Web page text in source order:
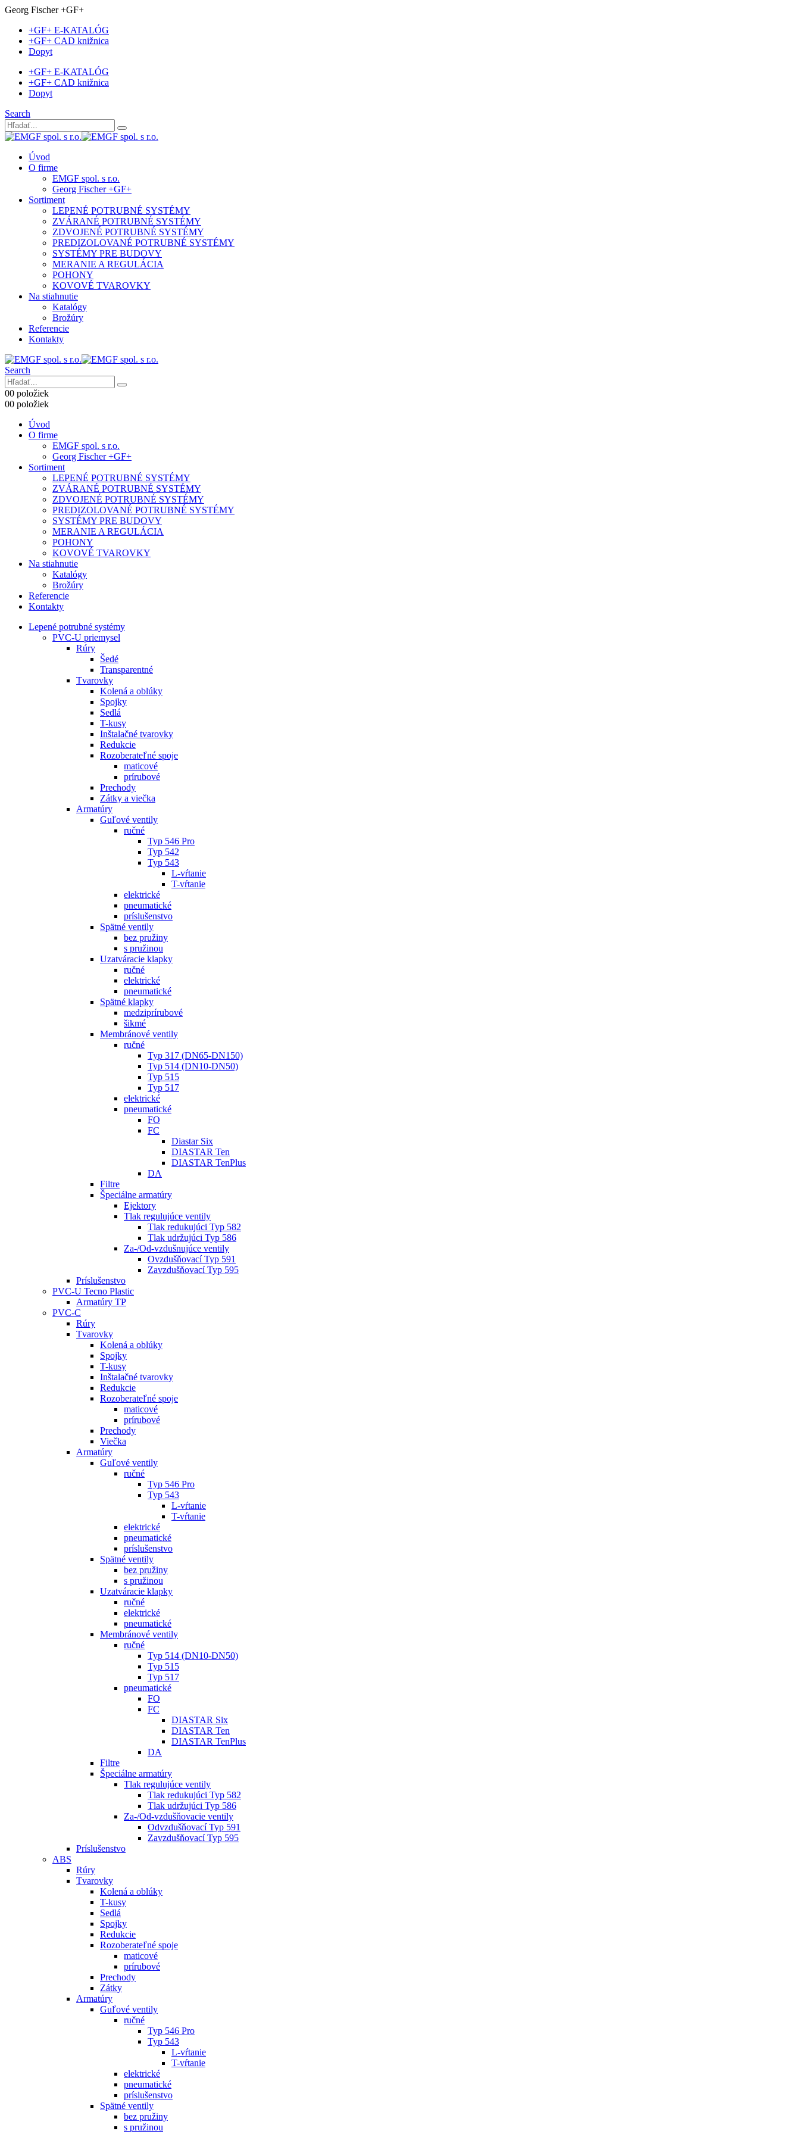
Georg Fischer +GF+
+GF+ E-KATALÓG
+GF+ CAD knižnica
Dopyt
+GF+ E-KATALÓG
+GF+ CAD knižnica
Dopyt
Search
Úvod
O firme
EMGF spol. s r.o.
Georg Fischer +GF+
Sortiment
LEPENÉ POTRUBNÉ SYSTÉMY
ZVÁRANÉ POTRUBNÉ SYSTÉMY
ZDVOJENÉ POTRUBNÉ SYSTÉMY
PREDIZOLOVANÉ POTRUBNÉ SYSTÉMY
SYSTÉMY PRE BUDOVY
MERANIE A REGULÁCIA
POHONY
KOVOVÉ TVAROVKY
Na stiahnutie
Katalógy
Brožúry
Referencie
Kontakty
Search
00 položiek
00 položiek
Úvod
O firme
EMGF spol. s r.o.
Georg Fischer +GF+
Sortiment
LEPENÉ POTRUBNÉ SYSTÉMY
ZVÁRANÉ POTRUBNÉ SYSTÉMY
ZDVOJENÉ POTRUBNÉ SYSTÉMY
PREDIZOLOVANÉ POTRUBNÉ SYSTÉMY
SYSTÉMY PRE BUDOVY
MERANIE A REGULÁCIA
POHONY
KOVOVÉ TVAROVKY
Na stiahnutie
Katalógy
Brožúry
Referencie
Kontakty
Lepené potrubné systémy
PVC-U priemysel
Rúry
Šedé
Transparentné
Tvarovky
Kolená a oblúky
Spojky
Sedlá
T-kusy
Inštalačné tvarovky
Redukcie
Rozoberateľné spoje
maticové
prírubové
Prechody
Zátky a viečka
Armatúry
Guľové ventily
ručné
Typ 546 Pro
Typ 542
Typ 543
L-vŕtanie
T-vŕtanie
elektrické
pneumatické
príslušenstvo
Spätné ventily
bez pružiny
s pružinou
Uzatváracie klapky
ručné
elektrické
pneumatické
Spätné klapky
medziprírubové
šikmé
Membránové ventily
ručné
Typ 317 (DN65-DN150)
Typ 514 (DN10-DN50)
Typ 515
Typ 517
elektrické
pneumatické
FO
FC
Diastar Six
DIASTAR Ten
DIASTAR TenPlus
DA
Filtre
Špeciálne armatúry
Ejektory
Tlak regulujúce ventily
Tlak redukujúci Typ 582
Tlak udržujúci Typ 586
Za-/Od-vzdušnujúce ventily
Ovzdušňovací Typ 591
Zavzdušňovací Typ 595
Príslušenstvo
PVC-U Tecno Plastic
Armatúry TP
PVC-C
Rúry
Tvarovky
Kolená a oblúky
Spojky
T-kusy
Inštalačné tvarovky
Redukcie
Rozoberateľné spoje
maticové
prírubové
Prechody
Viečka
Armatúry
Guľové ventily
ručné
Typ 546 Pro
Typ 543
L-vŕtanie
T-vŕtanie
elektrické
pneumatické
príslušenstvo
Spätné ventily
bez pružiny
s pružinou
Uzatváracie klapky
ručné
elektrické
pneumatické
Membránové ventily
ručné
Typ 514 (DN10-DN50)
Typ 515
Typ 517
pneumatické
FO
FC
DIASTAR Six
DIASTAR Ten
DIASTAR TenPlus
DA
Filtre
Špeciálne armatúry
Tlak regulujúce ventily
Tlak redukujúci Typ 582
Tlak udržujúci Typ 586
Za-/Od-vzdušňovacie ventily
Odvzdušňovací Typ 591
Zavzdušňovací Typ 595
Príslušenstvo
ABS
Rúry
Tvarovky
Kolená a oblúky
T-kusy
Sedlá
Spojky
Redukcie
Rozoberateľné spoje
maticové
prírubové
Prechody
Zátky
Armatúry
Guľové ventily
ručné
Typ 546 Pro
Typ 543
L-vŕtanie
T-vŕtanie
elektrické
pneumatické
príslušenstvo
Spätné ventily
bez pružiny
s pružinou